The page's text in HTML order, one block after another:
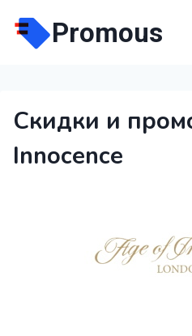
содержимому
Promous
Скидки и
Innocence